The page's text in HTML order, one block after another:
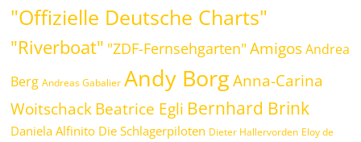
"Offizielle Deutsche Charts"
"Riverboat" "ZDF-Fernsehgarten" Amigos Andrea
Berg Andreas Gabalier Andy Borg Anna-Carina
WoitschackBeatrice Egli Bernhard Brink
Daniela Alfinito Die Schlagerpiloten Dieter Hallervorden Eloy de